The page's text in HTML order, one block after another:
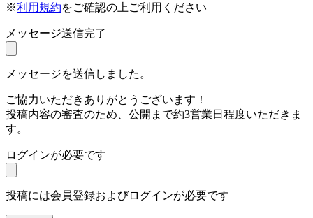
※利用規約をご確認の上ご利用ください
メッセージ送信完了
メッセージを送信しました。
ご協力いただきありがとうございます！
投稿内容の審査のため、公開まで約3営業日程度いただきま
す。
ログインが必要です
投稿には会員登録およびログインが必要です